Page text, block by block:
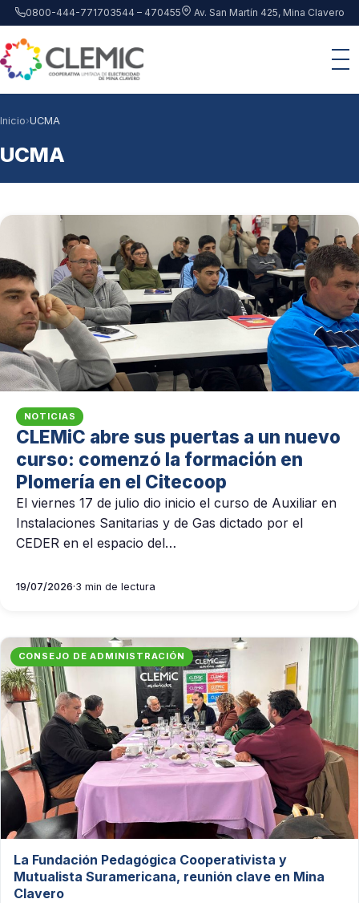
Saltar al contenido principal
0800-444-771703544 – 470455 Av. San Martín 425, Mina Clavero
Inicio›UCMA
UCMA
NOTICIAS
CLEMiC abre sus puertas a un nuevo
curso: comenzó la formación en
Plomería en el Citecoop
El viernes 17 de julio dio inicio el curso de Auxiliar en
Instalaciones Sanitarias y de Gas dictado por el
CEDER en el espacio del…
19/07/2026·3 min de lectura
CONSEJO DE ADMINISTRACIÓN
La Fundación Pedagógica Cooperativista y
Mutualista Suramericana, reunión clave en Mina
Clavero